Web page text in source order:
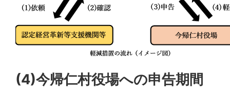
(4)今帰仁村役場への申告期間